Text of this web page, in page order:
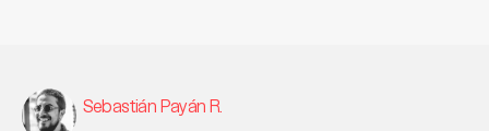
Sebastián Payán R.